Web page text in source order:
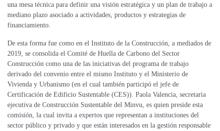
una mesa técnica para definir una visión estratégica y un plan de trabajo a
mediano plazo asociado a actividades, productos y estrategias de
financiamiento.
De esta forma fue como en el Instituto de la Construcción, a mediados de
2019, se consolida el Comité de Huella de Carbono del Sector
Construcción como una de las iniciativas del programa de trabajo
derivado del convenio entre el mismo Instituto y el Ministerio de
Vivienda y Urbanismo (en el cual también participó el jefe de
Certificación de Edificio Sustentable (CES)). Paola Valencia, secretaria
ejecutiva de Construcción Sustentable del Minvu, es quien preside esta
comisión, la cual invita a expertos que representan a instituciones del
sector público y privado y que están interesados en la gestión responsable